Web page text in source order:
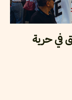
في حرية